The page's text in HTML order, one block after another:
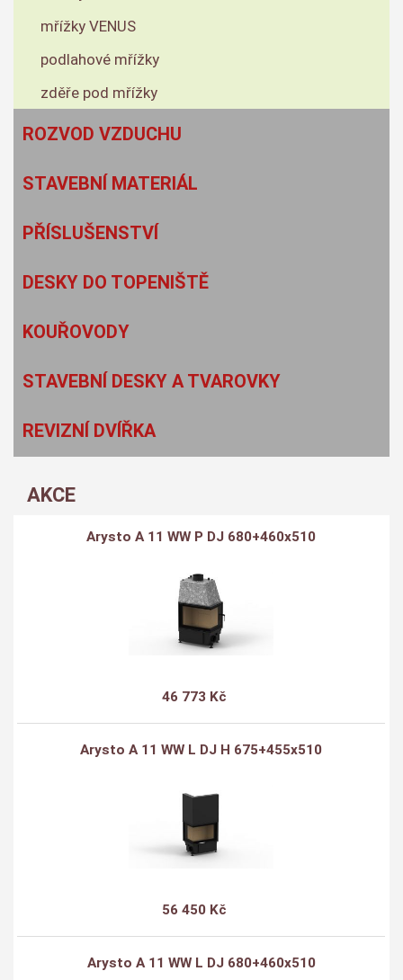
mřížky VENUS
podlahové mřížky
zděře pod mřížky
ROZVOD VZDUCHU
STAVEBNÍ MATERIÁL
PŘÍSLUŠENSTVÍ
DESKY DO TOPENIŠTĚ
KOUŘOVODY
STAVEBNÍ DESKY A TVAROVKY
REVIZNÍ DVÍŘKA
AKCE
Arysto A 11 WW P DJ 680+460x510
46 773 Kč
Arysto A 11 WW L DJ H 675+455x510
56 450 Kč
Arysto A 11 WW L DJ 680+460x510